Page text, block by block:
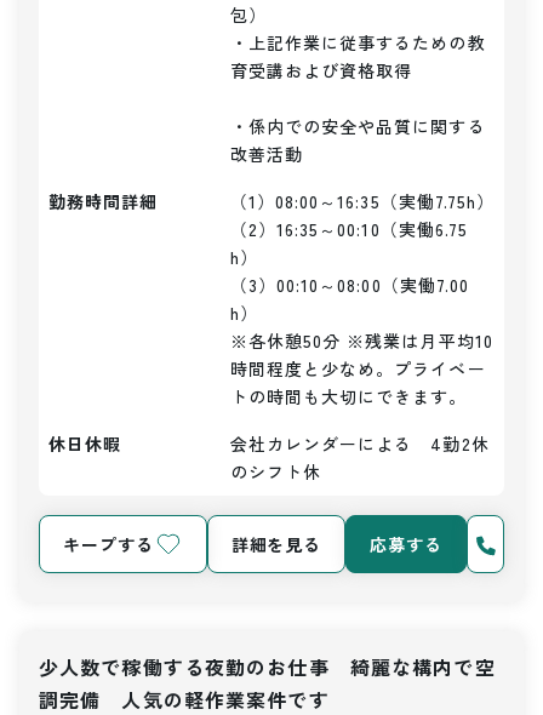
包）
・上記作業に従事するための教
育受講および資格取得
・係内での安全や品質に関する
改善活動
勤務時間詳細
（1）08:00～16:35（実働7.75h）
（2）16:35～00:10（実働6.75
h）
（3）00:10～08:00（実働7.00
h）
※各休憩50分 ※残業は月平均10
時間程度と少なめ。プライベー
トの時間も大切にできます。
休日休暇
会社カレンダーによる　4勤2休
のシフト休
キープする 詳細を見る 応募する
少人数で稼働する夜勤のお仕事 綺麗な構内で空
調完備 人気の軽作業案件です